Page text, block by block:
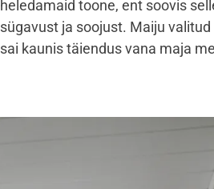
heledamaid toone, ent soovis
sügavust ja soojust. Maiju
sai kaunis täiendus vana maja